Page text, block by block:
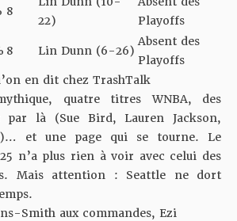
8
22)
Playoffs
8 Lin Dunn (6-26)
Absent des
Playoffs
en dit chez TrashTalk
quatre titres WNBA, des
par là (Sue Bird, Lauren Jackson,
et une page qui se tourne. Le
n’a plus rien à voir avec celui des
Mais attention : Seattle ne dort
Smith aux commandes, Ezi